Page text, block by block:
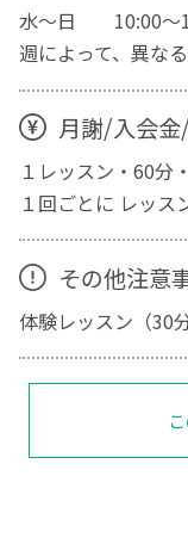
水～日 10:00～
週によって、異な
月謝/入会
１レッスン・60分
１回ごとに レッス
その他注意
体験レッスン（30